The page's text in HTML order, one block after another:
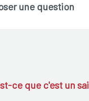
une question
ce que c'est un